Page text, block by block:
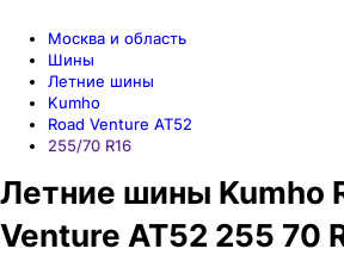
Москва и область
Шины
Летние шины
Kumho
Road Venture AT52
255/70 R16
Летние шины Kumho
Venture AT52 255 70